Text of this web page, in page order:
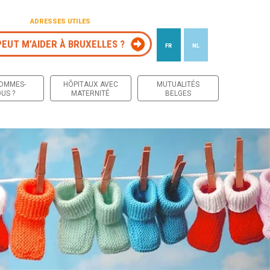
ADRESSES UTILES
M’AIDER À BRUXELLES ? FR NL
?
HÔPITAUX AVEC
MATERNITÉ
MUTUALITÉS
BELGES